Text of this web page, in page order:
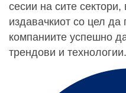
сесии на сите сектори,
издавачкиот со цел
компаниите успешно
трендови и технологии.